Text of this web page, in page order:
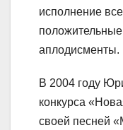
исполнение
аплодисменты.
В 2004 году
конкурса
своей песней